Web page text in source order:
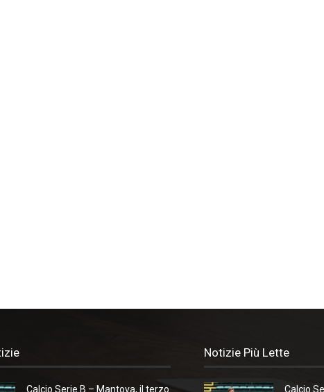
Calcio Serie B – Mantova, il terzo
Notizie Più Lette
Calcio